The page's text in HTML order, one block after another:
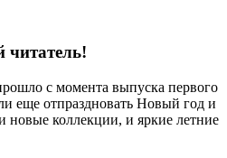
читатель!
с момента выпуска первого
еще отпраздновать Новый год и
новые коллекции, и яркие летние